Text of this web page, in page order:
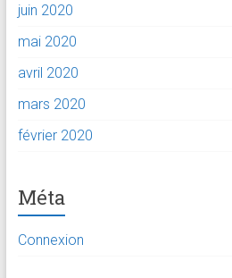
juin 2020
mai 2020
avril 2020
mars 2020
février 2020
Méta
Connexion